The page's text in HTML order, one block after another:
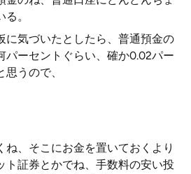
。
に気づいたとしたら、普通預金の
パーセントぐらい、確か0.02パー
うので、
ね、そこにお金を置いておくより
ト証券とかでね、手数料の安い投